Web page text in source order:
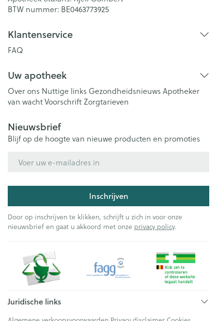
BTW nummer: BE0463773925
Klantenservice
FAQ
Uw apotheek
Over ons Nuttige links Gezondheidsnieuws Apotheker
van wachtVoorschriftZorgtarieven
Nieuwsbrief
Blijf op de hoogte van nieuwe producten en promoties
Inschrijven
Door op inschrijven te klikken, schrijft u zich in voor onze
nieuwsbrief en gaat u akkoord met onze privacy policy.
Juridische links